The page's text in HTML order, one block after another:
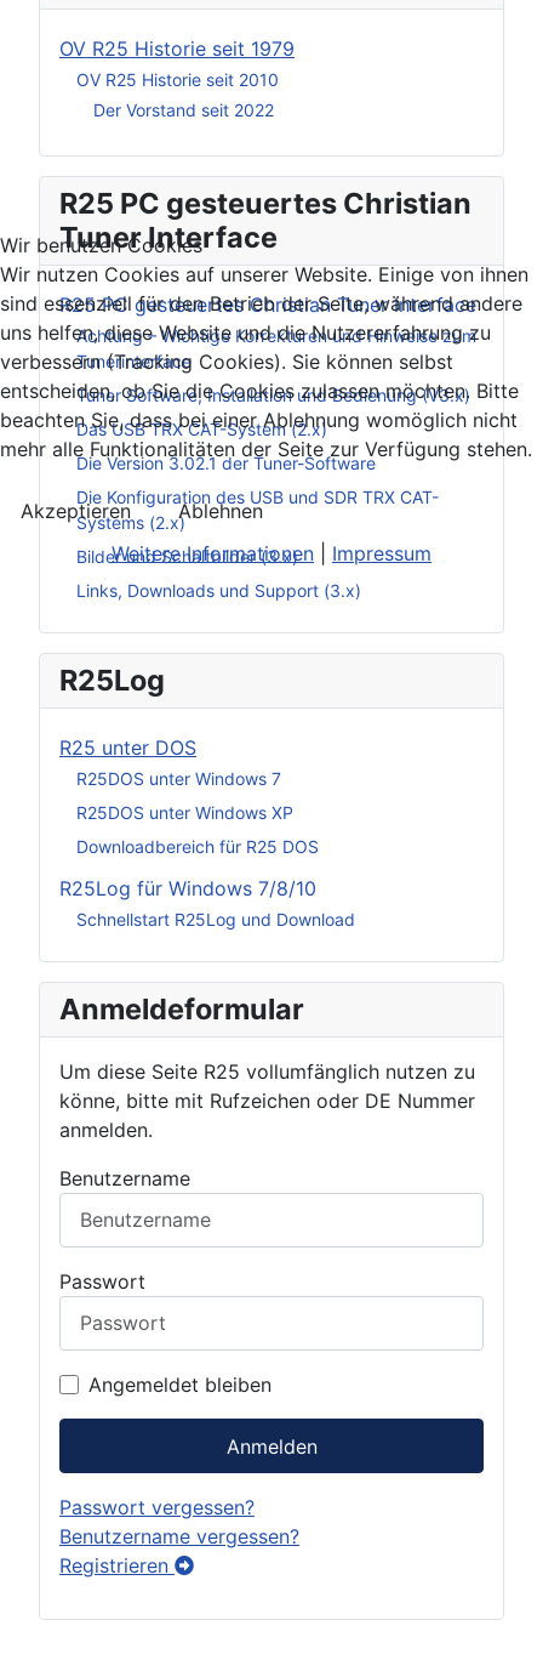
OV R25 Historie seit 1979
OV R25 Historie seit 2010
Der Vorstand seit 2022
R25 PC gesteuertes Christian
Tuner Interface
R25 PC gesteuertes Christian Tuner Interface
Achtung – Wichtige Korrekturen und Hinweise zum
Tunerinterface
Tuner Software, Installation und Bedienung (V3.x)
Das USB TRX CAT-System (2.x)
Die Version 3.02.1 der Tuner-Software
Die Konfiguration des USB und SDR TRX CAT-
Systems (2.x)
Bilder und Schaltbilder (3.x)
Links, Downloads und Support (3.x)
R25Log
R25 unter DOS
R25DOS unter Windows 7
R25DOS unter Windows XP
Downloadbereich für R25 DOS
R25Log für Windows 7/8/10
Schnellstart R25Log und Download
Anmeldeformular
Um diese Seite R25 vollumfänglich nutzen zu
könne, bitte mit Rufzeichen oder DE Nummer
anmelden.
Benutzername
Passwort
Angemeldet bleiben
Anmelden
Passwort vergessen?
Benutzername vergessen?
Registrieren
Wir benutzen Cookies
Wir nutzen Cookies auf unserer Website. Einige von ihnen
sind essenziell für den Betrieb der Seite, während andere
uns helfen, diese Website und die Nutzererfahrung zu
verbessern (Tracking Cookies). Sie können selbst
entscheiden, ob Sie die Cookies zulassen möchten. Bitte
beachten Sie, dass bei einer Ablehnung womöglich nicht
mehr alle Funktionalitäten der Seite zur Verfügung stehen.
Akzeptieren
Ablehnen
Weitere Informationen
Impressum